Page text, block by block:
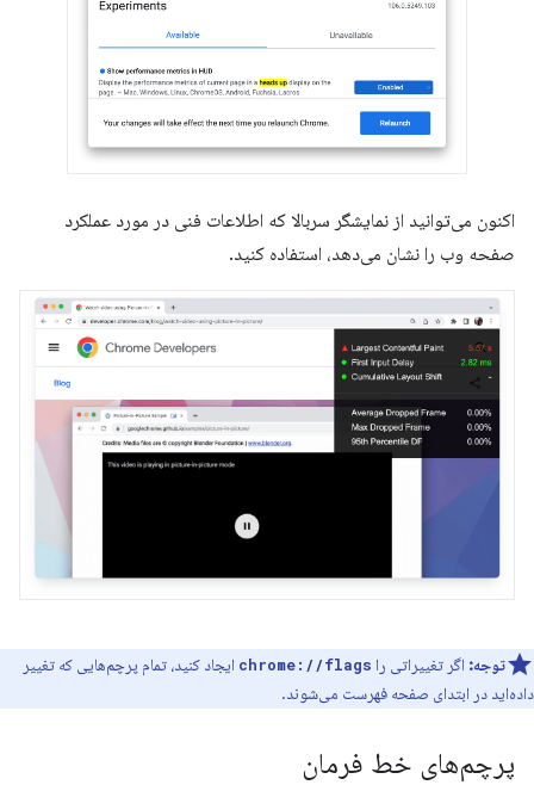
اکنون می‌توانید از نمایشگر سربالا که اطلاعات فنی در مورد عملکرد
صفحه وب را نشان می‌دهد، استفاده کنید.
توجه: اگر تغییراتی را chrome://flags ایجاد کنید، تمام پرچم‌هایی که تغییر
داده‌اید در ابتدای صفحه فهرست می‌شوند.
پرچم‌های خط فرمان